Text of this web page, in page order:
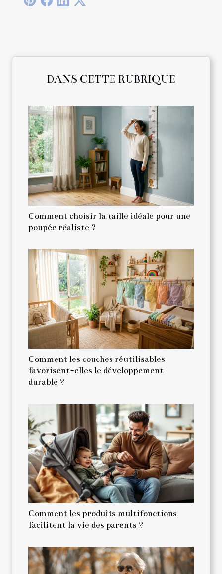
DANS CETTE RUBRIQUE
Comment choisir la taille idéale pour une
poupée réaliste ?
Comment les couches réutilisables
favorisent-elles le développement
durable ?
Comment les produits multifonctions
facilitent la vie des parents ?